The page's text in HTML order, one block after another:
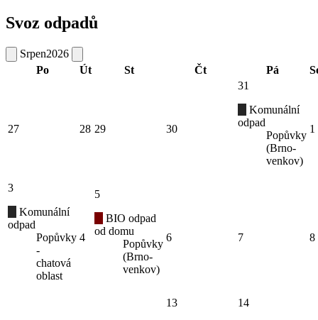
Svoz odpadů
Srpen2026
Po
Út St Čt Pá
27 28 29 30
31
Komunální
odpad
Popůvky
(Brno-
venkov)
1
3
Komunální
odpad
Popůvky
-
chatová
oblast
4
5
BIO odpad
od domu
Popůvky
(Brno-
venkov)
6 7 8
13
14